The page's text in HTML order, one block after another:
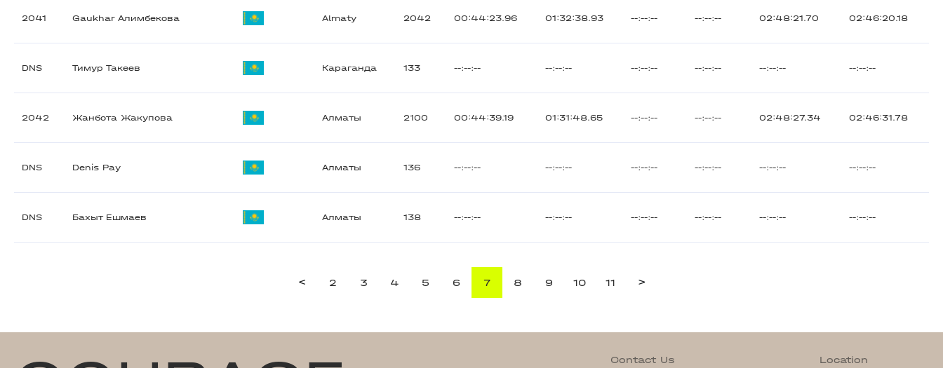
2041 Gaukhar Алимбекова Almaty 2042 00:44:23.96 01:32:38.93 --:--:-- --:--:-- 02:48:21.70 02:46:20.18
DNS Тимур Такеев Караганда 133 --:--:-- --:--:-- --:--:-- --:--:-- --:--:-- --:--:--
2042 Жанбота Жакупова Алматы 2100 00:44:39.19 01:31:48.65 --:--:-- --:--:-- 02:48:27.34 02:46:31.78
DNS Denis Pay Алматы 136 --:--:-- --:--:-- --:--:-- --:--:-- --:--:-- --:--:--
DNS Бахыт Ешмаев Алматы 138 --:--:-- --:--:-- --:--:-- --:--:-- --:--:-- --:--:--
< 2 3 4 5 6 7 8 9 10 11 >
Contact Us
Location